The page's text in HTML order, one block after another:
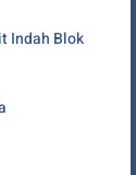
Indah Blok